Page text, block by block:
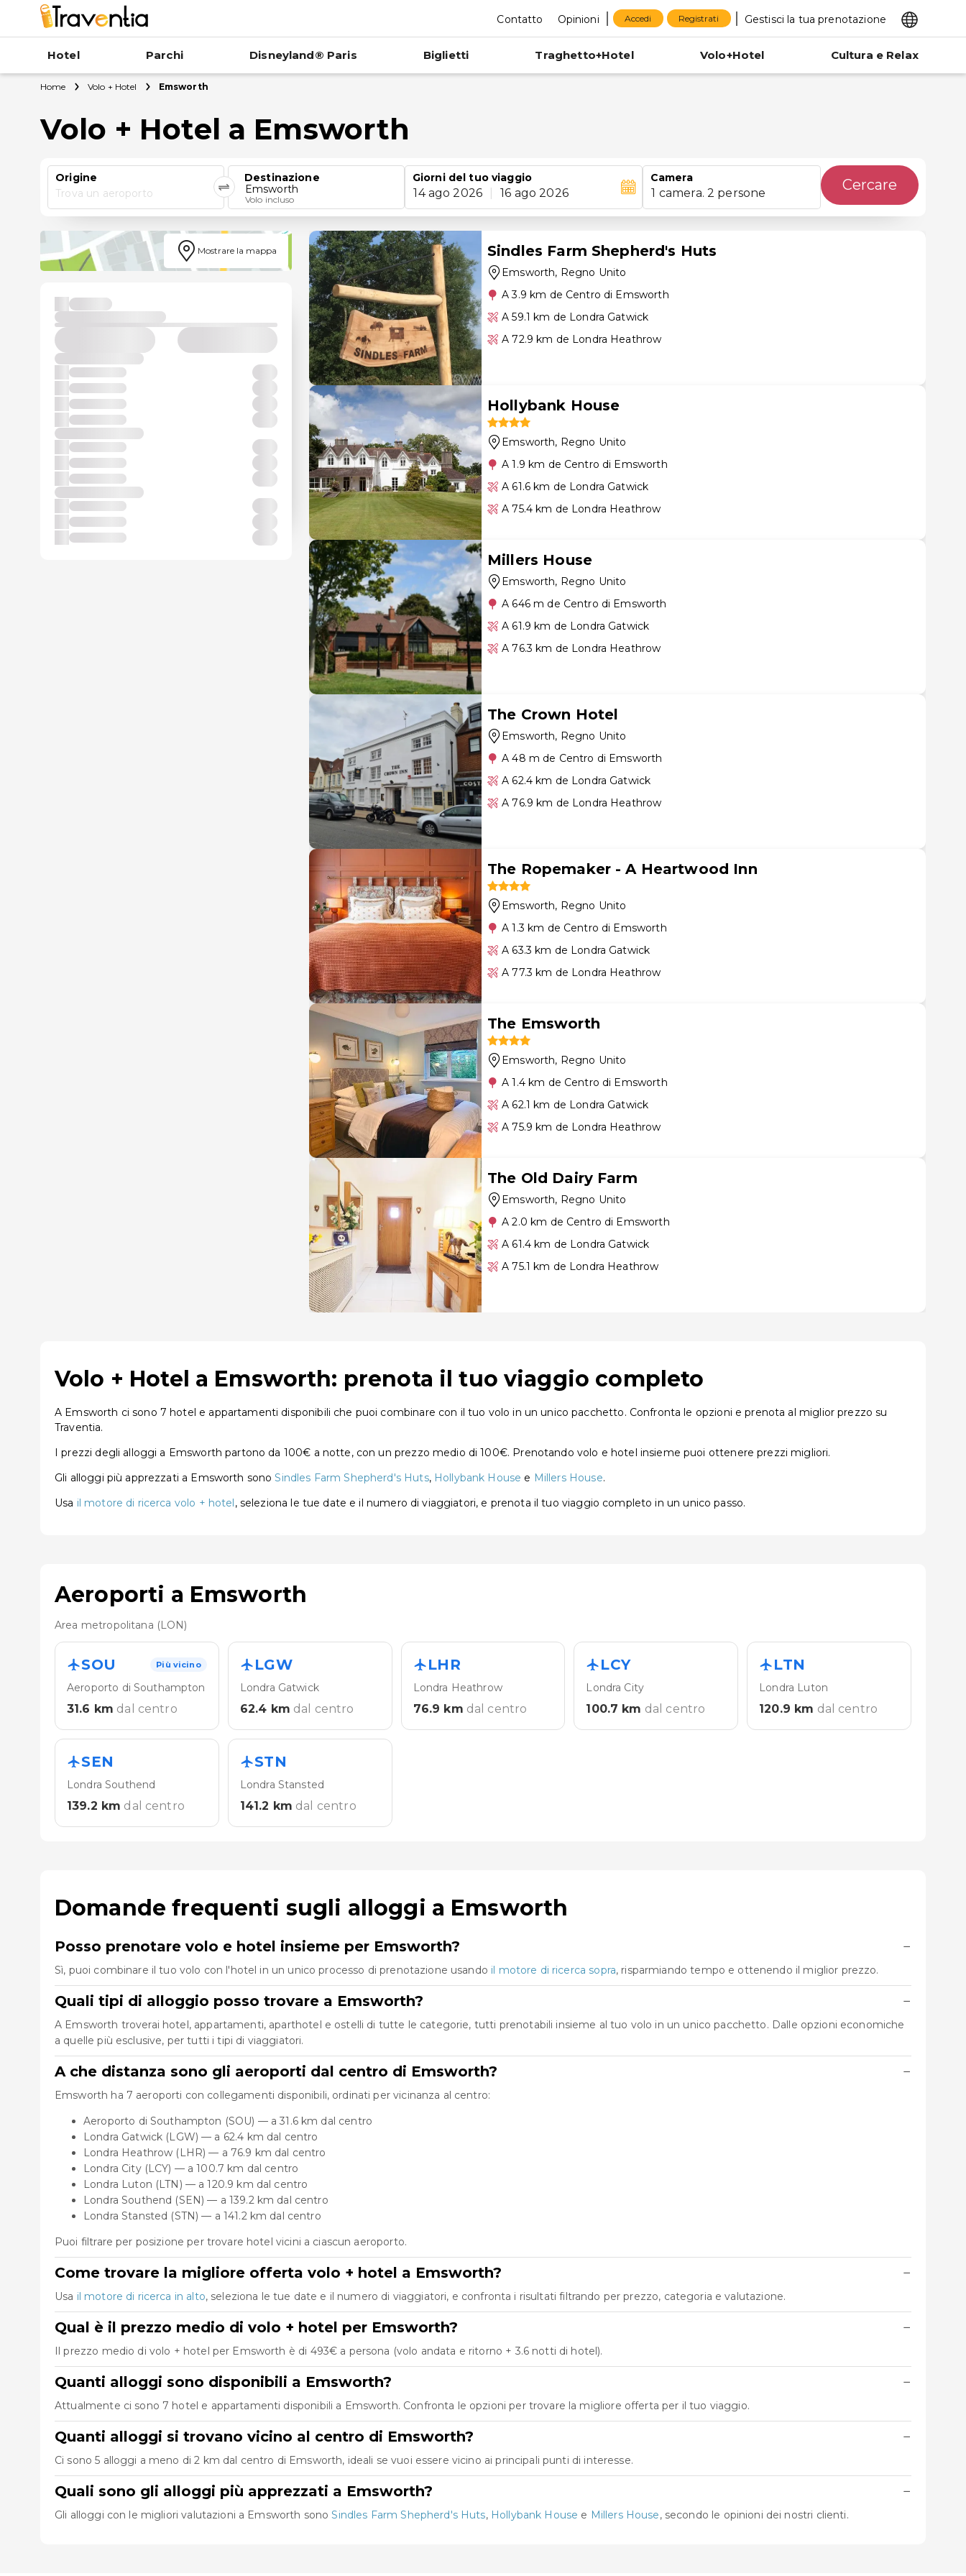
Contatto Opinioni Accedi Registrati Gestisci la tua prenotazione
Hotel Parchi Disneyland® Paris Biglietti Traghetto+Hotel Volo+Hotel Cultura e Relax
Home Volo + Hotel Emsworth
Volo + Hotel a Emsworth
Origine
Trova un aeroporto
Destinazione
Emsworth
Volo incluso
Giorni del tuo viaggio
14 ago 2026 16 ago 2026
Camera
1 camera. 2 persone Cercare
Mostrare la mappa Sindles Farm Shepherd's Huts
Emsworth, Regno Unito
A 3.9 km de Centro di Emsworth
A 59.1 km de Londra Gatwick
A 72.9 km de Londra Heathrow
Hollybank House
Emsworth, Regno Unito
A 1.9 km de Centro di Emsworth
A 61.6 km de Londra Gatwick
A 75.4 km de Londra Heathrow
Millers House
Emsworth, Regno Unito
A 646 m de Centro di Emsworth
A 61.9 km de Londra Gatwick
A 76.3 km de Londra Heathrow
The Crown Hotel
Emsworth, Regno Unito
A 48 m de Centro di Emsworth
A 62.4 km de Londra Gatwick
A 76.9 km de Londra Heathrow
The Ropemaker - A Heartwood Inn
Emsworth, Regno Unito
A 1.3 km de Centro di Emsworth
A 63.3 km de Londra Gatwick
A 77.3 km de Londra Heathrow
The Emsworth
Emsworth, Regno Unito
A 1.4 km de Centro di Emsworth
A 62.1 km de Londra Gatwick
A 75.9 km de Londra Heathrow
The Old Dairy Farm
Emsworth, Regno Unito
A 2.0 km de Centro di Emsworth
A 61.4 km de Londra Gatwick
A 75.1 km de Londra Heathrow
Volo + Hotel a Emsworth: prenota il tuo viaggio completo
A Emsworth ci sono 7 hotel e appartamenti disponibili che puoi combinare con il tuo volo in un unico pacchetto. Confronta le opzioni e prenota al miglior prezzo su
Traventia.
I prezzi degli alloggi a Emsworth partono da 100€ a notte, con un prezzo medio di 100€. Prenotando volo e hotel insieme puoi ottenere prezzi migliori.
Gli alloggi più apprezzati a Emsworth sonoSindles Farm Shepherd's Huts, Hollybank House e Millers House.
Usa il motore di ricerca volo + hotel, seleziona le tue date e il numero di viaggiatori, e prenota il tuo viaggio completo in un unico passo.
Aeroporti a Emsworth
Area metropolitana (LON)
SOU Più vicino
Aeroporto di Southampton
31.6 km dal centro
LGW
Londra Gatwick
62.4 km dal centro
LHR
Londra Heathrow
76.9 km dal centro
LCY
Londra City
100.7 km dal centro
LTN
Londra Luton
120.9 km dal centro
SEN
Londra Southend
139.2 km dal centro
STN
Londra Stansted
141.2 km dal centro
Domande frequenti sugli alloggi a Emsworth
Posso prenotare volo e hotel insieme per Emsworth? −
Sì, puoi combinare il tuo volo con l'hotel in un unico processo di prenotazione usando il motore di ricerca sopra, risparmiando tempo e ottenendo il miglior prezzo.
Quali tipi di alloggio posso trovare a Emsworth? −
A Emsworth troverai hotel, appartamenti, aparthotel e ostelli di tutte le categorie, tutti prenotabili insieme al tuo volo in un unico pacchetto. Dalle opzioni economiche
a quelle più esclusive, per tutti i tipi di viaggiatori.
A che distanza sono gli aeroporti dal centro di Emsworth? −
Emsworth ha 7 aeroporti con collegamenti disponibili, ordinati per vicinanza al centro:
Aeroporto di Southampton (SOU) — a 31.6 km dal centro
Londra Gatwick (LGW) — a 62.4 km dal centro
Londra Heathrow (LHR) — a 76.9 km dal centro
Londra City (LCY) — a 100.7 km dal centro
Londra Luton (LTN) — a 120.9 km dal centro
Londra Southend (SEN) — a 139.2 km dal centro
Londra Stansted (STN) — a 141.2 km dal centro
Puoi filtrare per posizione per trovare hotel vicini a ciascun aeroporto.
Come trovare la migliore offerta volo + hotel a Emsworth? −
Usa il motore di ricerca in alto, seleziona le tue date e il numero di viaggiatori, e confronta i risultati filtrando per prezzo, categoria e valutazione.
Qual è il prezzo medio di volo + hotel per Emsworth? −
Il prezzo medio di volo + hotel per Emsworth è di 493€ a persona (volo andata e ritorno + 3.6 notti di hotel).
Quanti alloggi sono disponibili a Emsworth? −
Attualmente ci sono 7 hotel e appartamenti disponibili a Emsworth. Confronta le opzioni per trovare la migliore offerta per il tuo viaggio.
Quanti alloggi si trovano vicino al centro di Emsworth? −
Ci sono 5 alloggi a meno di 2 km dal centro di Emsworth, ideali se vuoi essere vicino ai principali punti di interesse.
Quali sono gli alloggi più apprezzati a Emsworth? −
Gli alloggi con le migliori valutazioni a Emsworth sonoSindles Farm Shepherd's Huts, Hollybank House e Millers House, secondo le opinioni dei nostri clienti.